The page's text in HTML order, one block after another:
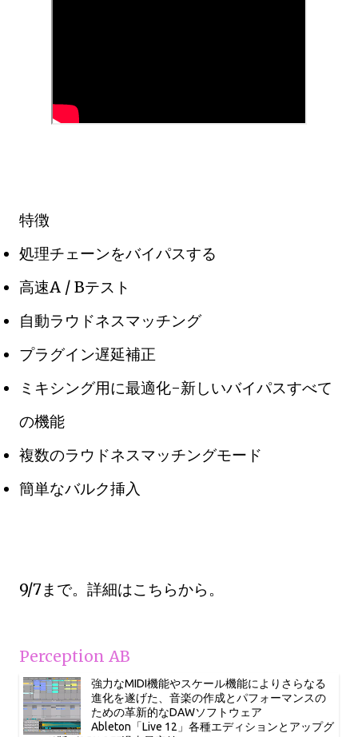
特徴
処理チェーンをバイパスする
高速A / Bテスト
自動ラウドネスマッチング
プラグイン遅延補正
ミキシング用に最適化-新しいバイパスすべて
の機能
複数のラウドネスマッチングモード
簡単なバルク挿入
9/7まで。詳細はこちらから。
Perception AB
強力なMIDI機能やスケール機能によりさらなる
進化を遂げた、音楽の作成とパフォーマンスの
ための革新的なDAWソフトウェア
Ableton「Live 12」各種エディションとアップグ